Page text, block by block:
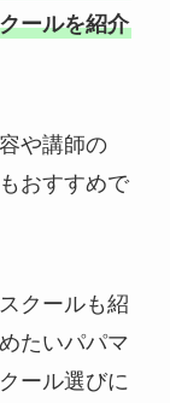
ールを紹介
や講師の
おすすめで
クールも紹
たいパパマ
ール選びに